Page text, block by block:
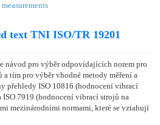
text TNI ISO/TR 19201
návod pro výběr odpovídajících norem pro
tím pro výběr vhodné metody měření a
přehledy ISO 10816 (hodnocení vibrací
7919 (hodnocení vibrací strojů na
mezinárodními normami, které se vztahují